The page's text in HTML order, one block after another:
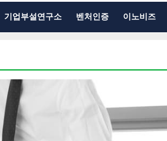
기업부설연구소 벤처인증 이노비즈